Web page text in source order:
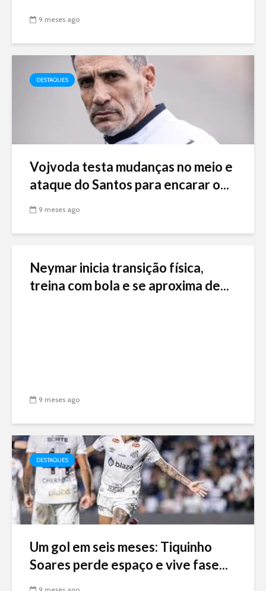
9 meses ago
DESTAQUES
Vojvoda testa mudanças no meio e
ataque do Santos para encarar o...
9 meses ago
Neymar inicia transição física,
treina com bola e se aproxima de...
9 meses ago
DESTAQUES
Um gol em seis meses: Tiquinho
Soares perde espaço e vive fase...